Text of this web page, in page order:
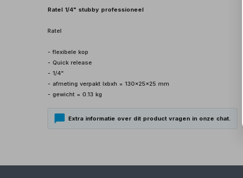
Ratel 1/4" stubby professioneel
Ratel
- flexibele kop
- Quick release
- 1/4"
- afmeting verpakt lxbxh = 130x25x25 mm
- gewicht = 0.13 kg
Extra informatie over dit product vragen in onze chat.